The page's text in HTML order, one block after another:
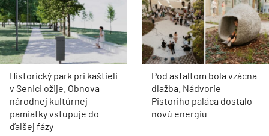
Historický park pri kaštieli
v Senici ožije. Obnova
národnej kultúrnej
pamiatky vstupuje do
ďalšej fázy
Pod asfaltom bola vzácna
dlažba. Nádvorie
Pistoriho paláca dostalo
novú energiu